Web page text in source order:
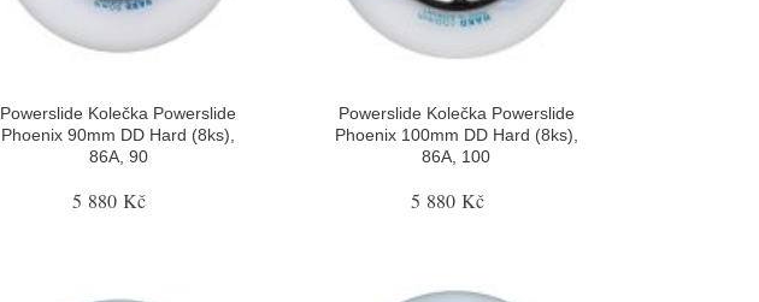
Powerslide Kolečka Powerslide
Phoenix 90mm DD Hard (8ks),
86A, 90
5 880 Kč
Powerslide Kolečka Powerslide
Phoenix 100mm DD Hard (8ks),
86A, 100
5 880 Kč